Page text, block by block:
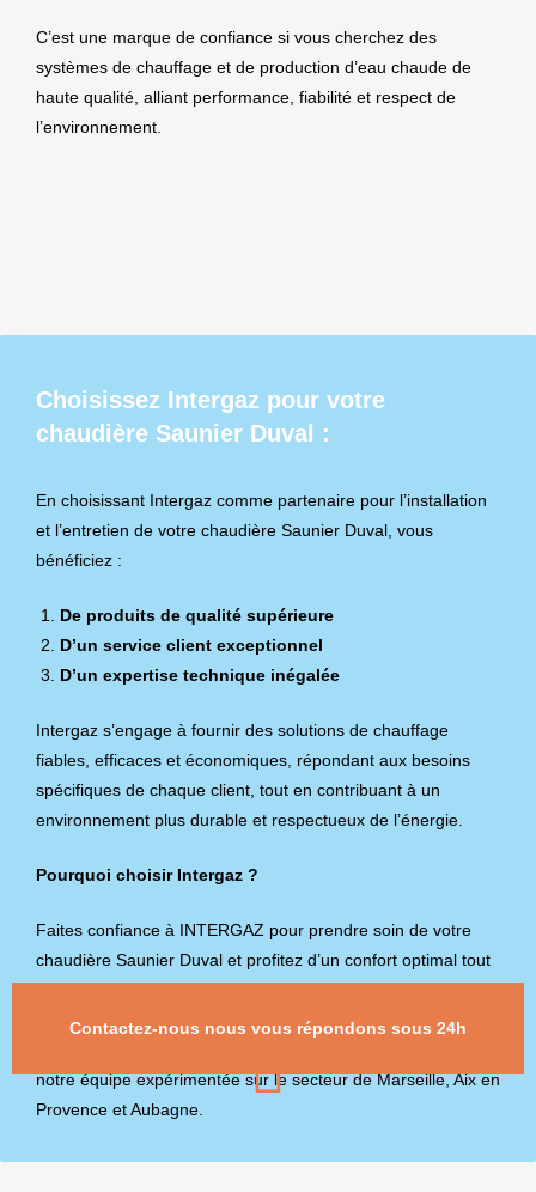
C’est une marque de confiance si vous cherchez des
systèmes de chauffage et de production d’eau chaude de
haute qualité, alliant performance, fiabilité et respect de
l’environnement.
Choisissez Intergaz pour votre
chaudière Saunier Duval :
En choisissant Intergaz comme partenaire pour l’installation
et l’entretien de votre chaudière Saunier Duval, vous
bénéficiez :
De produits de qualité supérieure
D’un service client exceptionnel
D’un expertise technique inégalée
Intergaz s’engage à fournir des solutions de chauffage
fiables, efficaces et économiques, répondant aux besoins
spécifiques de chaque client, tout en contribuant à un
environnement plus durable et respectueux de l’énergie.
Pourquoi choisir Intergaz ?
Faites confiance à INTERGAZ pour prendre soin de votre
chaudière Saunier Duval et profitez d’un confort optimal tout
savoir plus sur nos services d’entretien, dépannage,
notre équipe expérimentée sur le secteur de Marseille, Aix en
Provence et Aubagne.
Contactez-nous nous vous répondons sous 24h